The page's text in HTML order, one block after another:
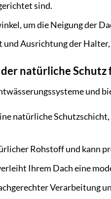
sind.
um die Neigung der
Ausrichtung der
natürliche Schutz
und
natürliche
Rohstoff und kann
Ihrem Dach eine
Verarbeitung